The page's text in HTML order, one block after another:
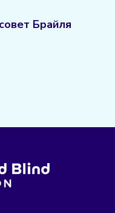
Брайля